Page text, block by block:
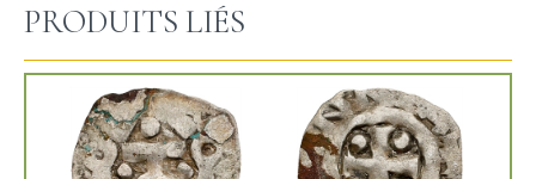
PRODUITS LIÉS